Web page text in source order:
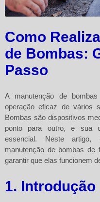
Como
de Bombas:
Passo
A manutenção de
operação eficaz de vários
Bombas são dispositivos
ponto para outro, e sua
essencial. Neste artigo,
manutenção de bombas
garantir que elas funcionem
1. Introdução